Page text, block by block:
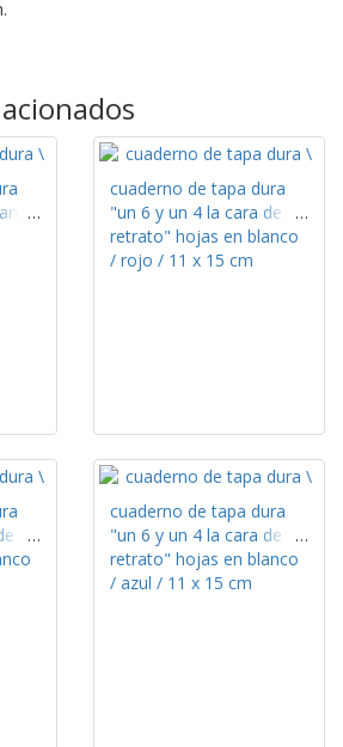
cuaderno de tapa dura
"un 6 y un 4 la cara de tu
retrato" hojas en blanco
/ rojo / 11 x 15 cm
tu
cuaderno de tapa dura
"un 6 y un 4 la cara de tu
retrato" hojas en blanco
/ azul / 11 x 15 cm